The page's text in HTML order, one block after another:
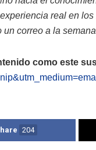
real en
correo a la
como este
204